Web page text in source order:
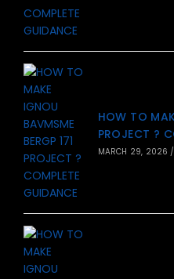
HOW TO
PROJECT ?
MARCH 29, 2026 /